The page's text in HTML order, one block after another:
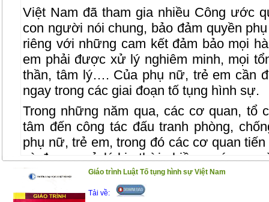
Việt Nam đã tham gia nhiều Công ước
con người nói chung, bảo đảm quyền
riêng với những cam kết đảm bảo mọi
em phải được xử lý nghiêm minh, mọi
thần, tâm lý…. Của phụ nữ, trẻ em cần
ngay trong các giai đoạn tố tụng hình sự.
Trong những năm qua, các cơ quan, tổ
tâm đến công tác đấu tranh phòng,
phụ nữ, trẻ em, trong đó các cơ quan
và đưa ra xử lý kịp thời nhiều vụ án,
mức án nghiêm khắc, tuy nhiên tình
trẻ em vẫn chưa giảm mạnh. Do vậy,
Giáo trình Luật Tố tụng hình sự Việt Nam
Tải về: